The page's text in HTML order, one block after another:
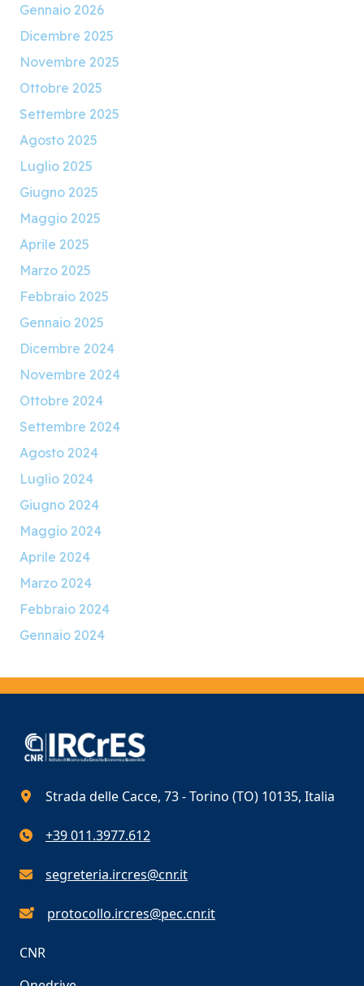
Gennaio 2026
Dicembre 2025
Novembre 2025
Ottobre 2025
Settembre 2025
Agosto 2025
Luglio 2025
Giugno 2025
Maggio 2025
Aprile 2025
Marzo 2025
Febbraio 2025
Gennaio 2025
Dicembre 2024
Novembre 2024
Ottobre 2024
Settembre 2024
Agosto 2024
Luglio 2024
Giugno 2024
Maggio 2024
Aprile 2024
Marzo 2024
Febbraio 2024
Gennaio 2024
Strada delle Cacce, 73 - Torino (TO) 10135, Italia
+39 011.3977.612
segreteria.ircres@cnr.it
protocollo.ircres@pec.cnr.it
CNR